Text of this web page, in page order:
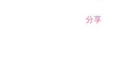
務
分享